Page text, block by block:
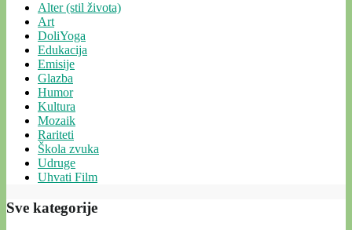
Alter (stil života)
Art
DoliYoga
Edukacija
Emisije
Glazba
Humor
Kultura
Mozaik
Rariteti
Škola zvuka
Udruge
Uhvati Film
Sve kategorije